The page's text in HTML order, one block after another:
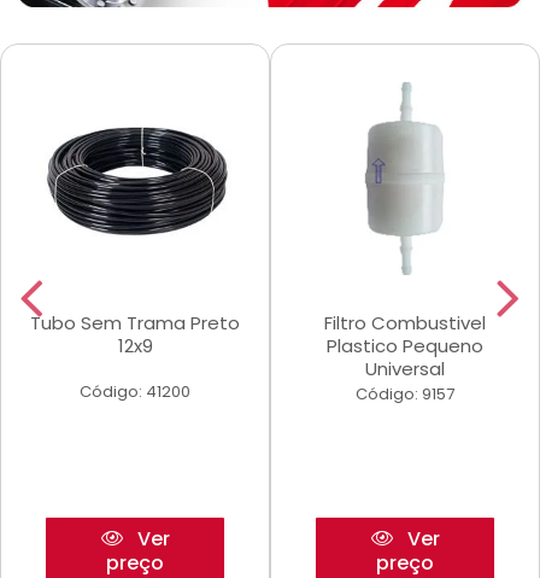
Tubo Sem Trama Preto
12x9
Código: 41200
Ver
preço
Filtro Combustivel
Plastico Pequeno
Universal
Código: 9157
Ver
preço